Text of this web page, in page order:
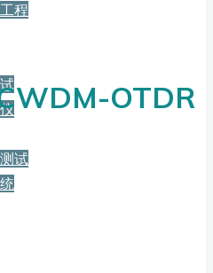
程
试
OTDR